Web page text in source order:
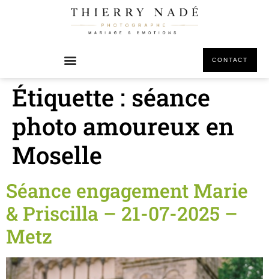
CONTACT
Étiquette : séance
photo amoureux en
Moselle
Séance engagement Marie
& Priscilla – 21-07-2025 –
Metz